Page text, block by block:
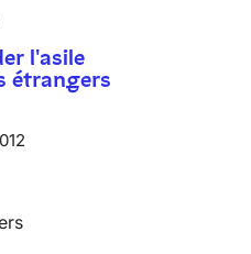
l'asile
étrangers